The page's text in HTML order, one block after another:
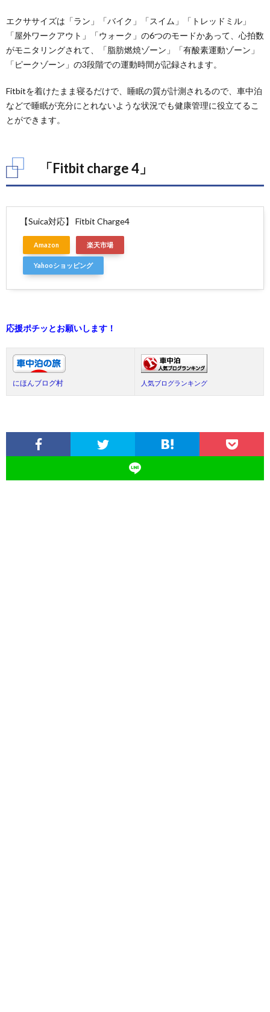
エクササイズは「ラン」「バイク」「スイム」「トレッドミル」
「屋外ワークアウト」「ウォーク」の6つのモードかあって、心拍数
がモニタリングされて、「脂肪燃焼ゾーン」「有酸素運動ゾーン」
「ピークゾーン」の3段階での運動時間が記録されます。
Fitbitを着けたまま寝るだけで、睡眠の質が計測されるので、車中泊
などで睡眠が充分にとれないような状況でも健康管理に役立てるこ
とができます。
「Fitbit charge 4」
【Suica対応】 Fitbit Charge4
Amazon 楽天市場
Yahooショッピング
応援ポチッとお願いします！
にほんブログ村 人気ブログランキング